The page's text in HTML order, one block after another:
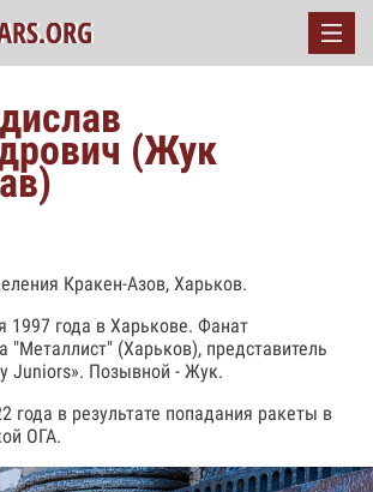
(Жук
Кракен-Азов, Харьков.
1997 года в Харькове. Фанат
"Металлист" (Харьков), представитель
Juniors». Позывной - Жук.
года в результате попадания ракеты в
ОГА.